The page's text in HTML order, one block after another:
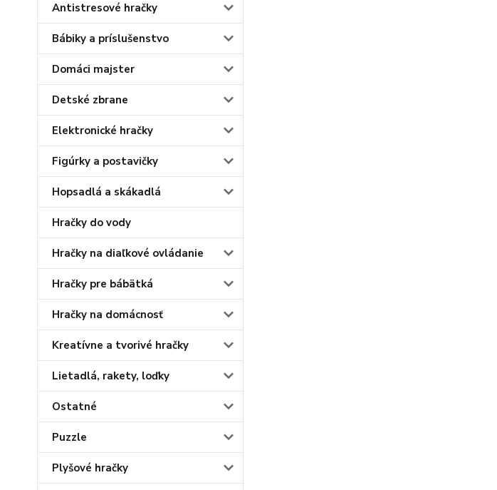
Antistresové hračky
Bábiky a príslušenstvo
Domáci majster
Detské zbrane
Elektronické hračky
Figúrky a postavičky
Hopsadlá a skákadlá
Hračky do vody
Hračky na diaľkové ovládanie
Hračky pre bábätká
Hračky na domácnosť
Kreatívne a tvorivé hračky
Lietadlá, rakety, loďky
Ostatné
Puzzle
Plyšové hračky